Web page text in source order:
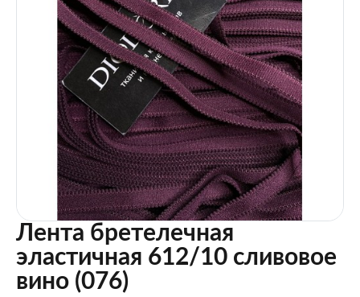
Лента бретелечная
эластичная 612/10 сливовое
вино (076)